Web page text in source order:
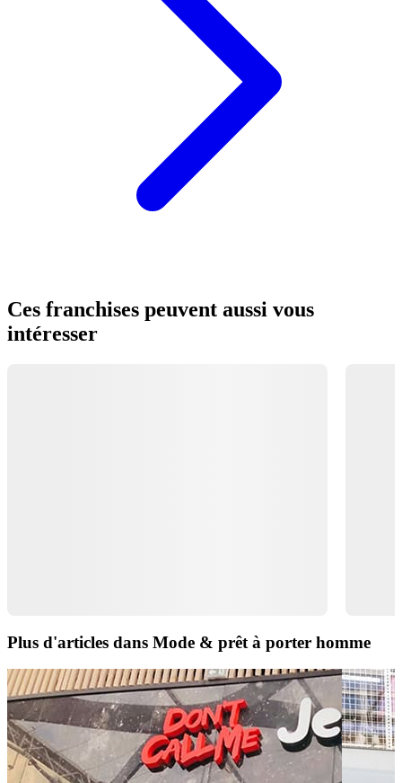
Ces franchises peuvent aussi vous
intéresser
Plus d'articles dans Mode & prêt à porter homme